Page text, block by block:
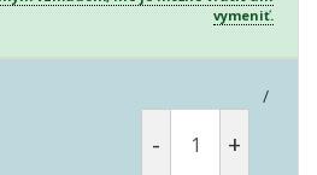
vymeniť.
/
- +